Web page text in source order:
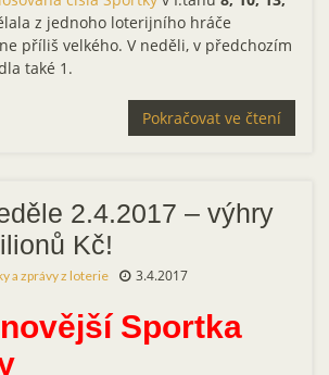
z jednoho loterijního hráče
příliš velkého. V neděli, v předchozím
také 1.
Pokračovat ve čtení
2.4.2017 – výhry
Kč!
a zprávy z loterie 3.4.2017
Sportka